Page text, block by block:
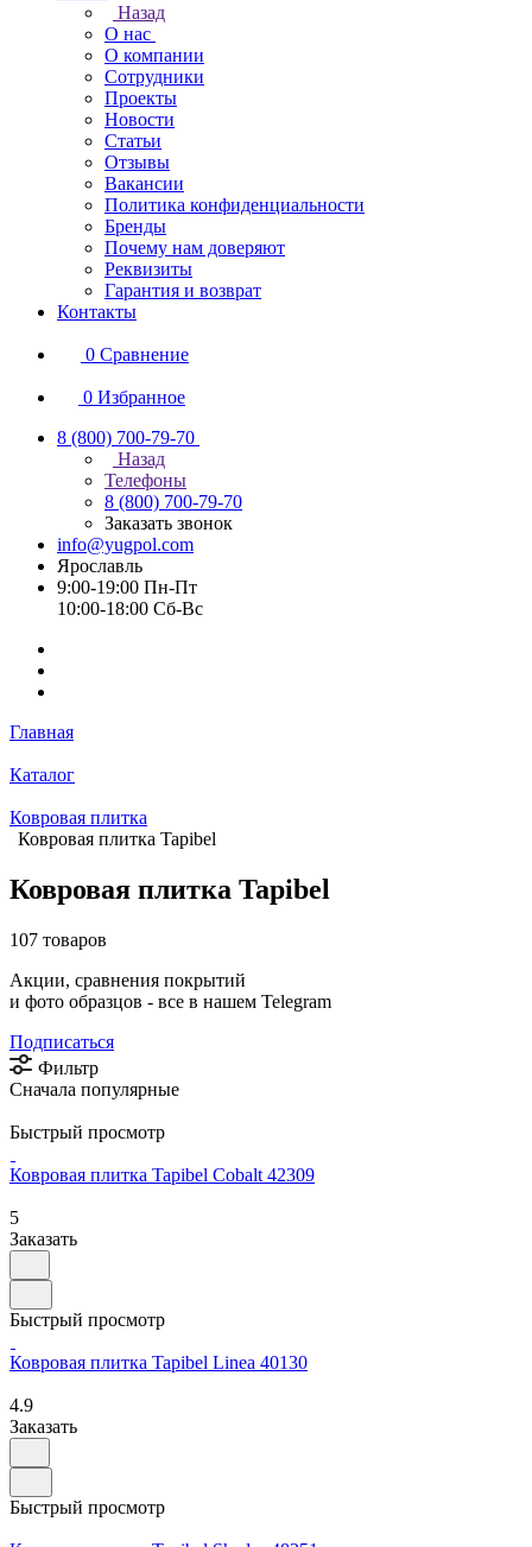
Назад
О нас
О компании
Сотрудники
Проекты
Новости
Статьи
Отзывы
Вакансии
Политика конфиденциальности
Бренды
Почему нам доверяют
Реквизиты
Гарантия и возврат
Контакты
0 Сравнение
0 Избранное
8 (800) 700-79-70
Назад
Телефоны
8 (800) 700-79-70
Заказать звонок
info@yugpol.com
Ярославль
9:00-19:00 Пн-Пт
10:00-18:00 Cб-Вс
Главная
Каталог
Ковровая плитка
Ковровая плитка Tapibel
Ковровая плитка Tapibel
107 товаров
Акции, сравнения покрытий
и фото образцов - все в нашем Telegram
Подписаться
Фильтр
Сначала популярные
Быстрый просмотр
Ковровая плитка Tapibel Cobalt 42309
5
Заказать
Быстрый просмотр
Ковровая плитка Tapibel Linea 40130
4.9
Заказать
Быстрый просмотр